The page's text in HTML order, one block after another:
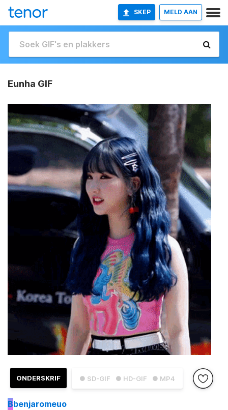
SKEP MELD AAN
Eunha GIF
● SD-GIF ● HD-GIF ● MP4
ONDERSKRIF
Bbenjaromeuo